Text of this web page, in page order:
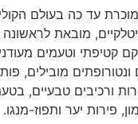
עד כה בעולם
מובאת לראשונה
וטעמים
ורכיבים טבעיים,
יער ותפוז-מנגו.